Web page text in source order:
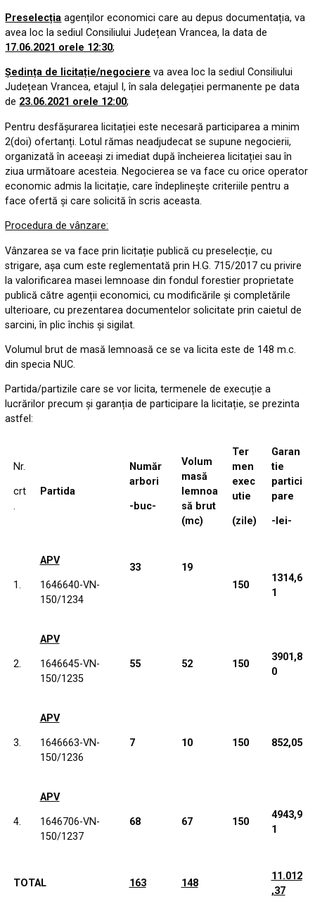
Preselecția agenților economici care au depus documentația, va
avea loc la sediul Consiliului Județean Vrancea, la data de
17.06.2021 orele 12:30;
Ședința de licitație/negociere va avea loc la sediul Consiliului
Județean Vrancea, etajul I, în sala delegației permanente pe data
de 23.06.2021 orele 12:00;
Pentru desfășurarea licitației este necesară participarea a minim
2(doi) ofertanți. Lotul rămas neadjudecat se supune negocierii,
organizată în aceeași zi imediat după încheierea licitației sau în
ziua următoare acesteia. Negocierea se va face cu orice operator
economic admis la licitație, care îndeplinește criteriile pentru a
face ofertă și care solicită în scris aceasta.
Procedura de vânzare:
Vânzarea se va face prin licitație publică cu preselecție, cu
strigare, așa cum este reglementată prin H.G. 715/2017 cu privire
la valorificarea masei lemnoase din fondul forestier proprietate
publică către agenții economici, cu modificările și completările
ulterioare, cu prezentarea documentelor solicitate prin caietul de
sarcini, în plic închis și sigilat.
Volumul brut de masă lemnoasă ce se va licita este de 148 m.c.
din specia NUC.
Partida/partizile care se vor licita, termenele de execuție a
lucrărilor precum și garanția de participare la licitație, se prezinta
astfel:
Nr.
crt
.
Partida
Număr
arbori
-buc-
Volum
masă
lemnoa
să brut
(mc)
Ter
men
exec
utie
(zile)
Garan
tie
partici
pare
-Iei-
1.
APV
1646640-VN-
150/1234
33
19
150
1314,6
1
2.
APV
1646645-VN-
150/1235
55 52 150
3901,8
0
3.
APV
1646663-VN-
150/1236
7 10 150 852,05
4.
APV
1646706-VN-
150/1237
68 67 150
4943,9
1
TOTAL 163 148
11.012
,37